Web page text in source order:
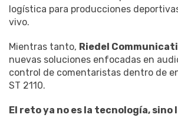
logística para producciones
vivo.
Mientras tanto, Riedel
nuevas soluciones enfocadas en
control de comentaristas dentro de
ST 2110.
El reto ya no es la tecnología,